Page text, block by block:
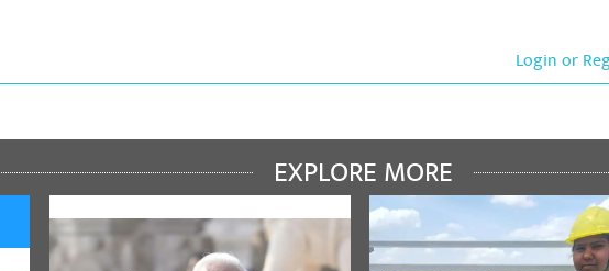
Login or
EXPLORE MORE